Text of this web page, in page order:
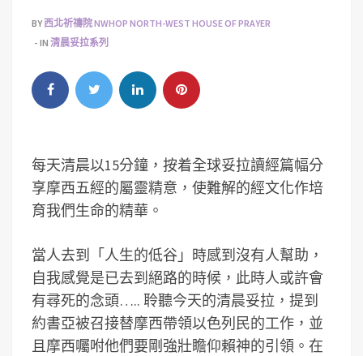
BY西北祈禱院 NWHOP NORTH-WEST HOUSE OF PRAYER
IN 清晨妥拉系列
每天清晨以15分鐘，按着全球妥拉讀經篇幅分
享摩西五經的屬靈精意，使難解的經文化作培
育我們生命的精華。
當人去到「人生的低谷」時感到沒有人幫助，
自我感覺是已去到絕路的時候，此時人或許會
有尋死的念頭….. 聆聽今天的清晨妥拉，提到
約書亞被召接替摩西帶領以色列民的工作，並
且摩西囑咐他們要剛強壯瞻仰賴神的引領。在